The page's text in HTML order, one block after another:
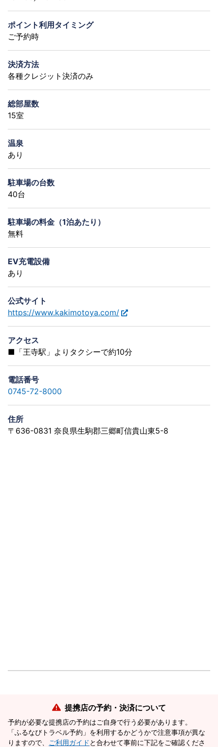
ポイント利用タイミング
ご予約時
決済方法
各種クレジット決済のみ
総部屋数
15室
温泉
あり
駐車場の台数
40台
駐車場の料金（1泊あたり）
無料
EV充電設備
あり
公式サイト
https://www.kakimotoya.com/
アクセス
■「王寺駅」よりタクシーで約10分
電話番号
0745-72-8000
住所
〒636-0831 奈良県生駒郡三郷町信貴山東5-8
提携店の予約・決済について
予約が必要な提携店の予約はご自身で行う必要があります。
「ふるなびトラベル予約」を利用するかどうかで注意事項が異な
りますので、
ご利用ガイド と合わせて事前に下記をご確認くださ